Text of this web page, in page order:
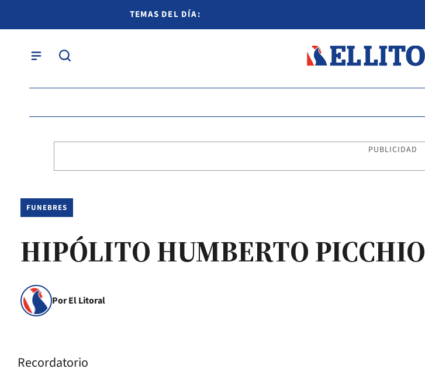
TEMAS DEL DÍA:
PUBLICIDAD
FUNEBRES
HIPÓLITO HUMBERTO PICCHIO
Por El Litoral
Recordatorio